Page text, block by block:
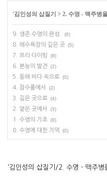
'김인성의 삽질기 > 2. 수영 - 맥주병
9. 생존 수영의 완성. (6)
8. 해수욕장의 깊은 곳 (5)
7. 프리 다이빙 (8)
6. 본능의 발견 (2)
5. 동해 바다 속으로 (0)
4. 잠수풀에서 (2)
3. 깊은 곳으로 (4)
2. 얕은 곳에서 (3)
1. 수영의 기초 (8)
0. 수영에 대한 기억 (0)
'김인성의 삽질기/2. 수영 - 맥주